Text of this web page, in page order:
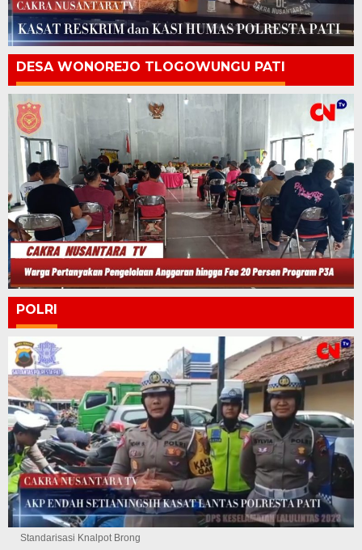
DESA WONOREJO TLOGOWUNGU PATI
POLRI
Standarisasi Knalpot Brong